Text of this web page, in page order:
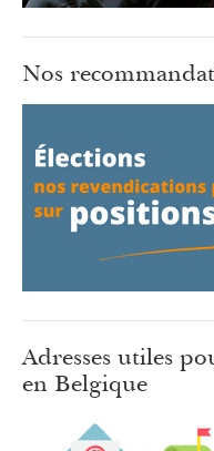
Nos
Adresses utiles
en Belgique